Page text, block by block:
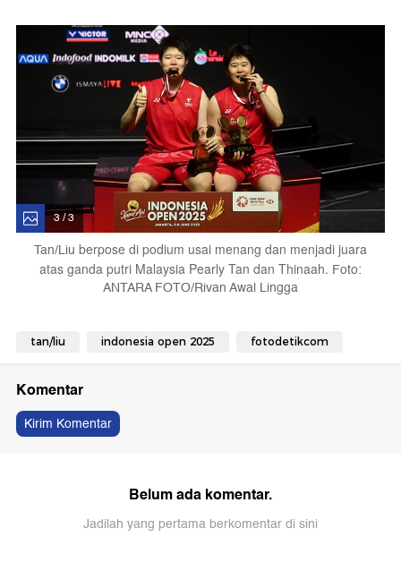
3 / 3
Tan/Liu berpose di podium usai menang dan menjadi juara
atas ganda putri Malaysia Pearly Tan dan Thinaah. Foto:
ANTARA FOTO/Rivan Awal Lingga
tan/liu indonesia open 2025 fotodetikcom
Komentar
Kirim Komentar
Belum ada komentar.
Jadilah yang pertama berkomentar di sini